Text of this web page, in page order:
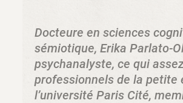
Docteure en sciences
sémiotique, Erika Parlato-
psychanalyste, ce qui
professionnels de la petite
l’université Paris Cité,